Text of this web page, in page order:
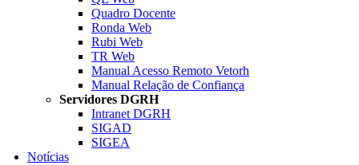
Quadro Docente
Ronda Web
Rubi Web
TR Web
Manual Acesso Remoto Vetorh
Manual Relação de Confiança
Servidores DGRH
Intranet DGRH
SIGAD
SIGEA
Notícias